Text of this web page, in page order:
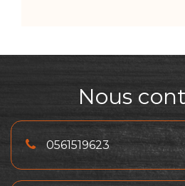
Nous
0561519623